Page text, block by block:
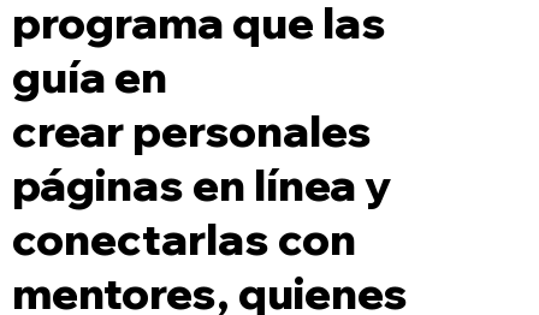
programa que las
guía en
crear personales
páginas en línea y
conectarlas con
mentores, quienes